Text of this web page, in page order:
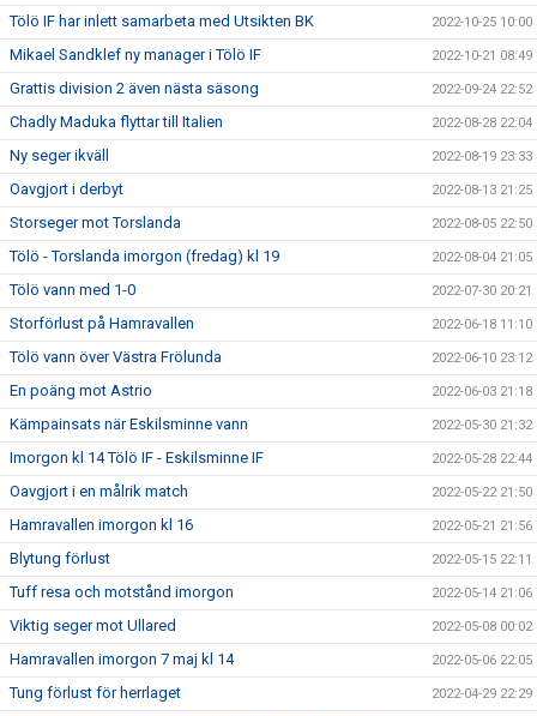
Tölö IF har inlett samarbeta med Utsikten BK 2022-10-25 10:00
Mikael Sandklef ny manager i Tölö IF 2022-10-21 08:49
Grattis division 2 även nästa säsong 2022-09-24 22:52
Chadly Maduka flyttar till Italien 2022-08-28 22:04
Ny seger ikväll 2022-08-19 23:33
Oavgjort i derbyt 2022-08-13 21:25
Storseger mot Torslanda 2022-08-05 22:50
Tölö - Torslanda imorgon (fredag) kl 19 2022-08-04 21:05
Tölö vann med 1-0 2022-07-30 20:21
Storförlust på Hamravallen 2022-06-18 11:10
Tölö vann över Västra Frölunda 2022-06-10 23:12
En poäng mot Astrio 2022-06-03 21:18
Kämpainsats när Eskilsminne vann 2022-05-30 21:32
Imorgon kl 14 Tölö IF - Eskilsminne IF 2022-05-28 22:44
Oavgjort i en målrik match 2022-05-22 21:50
Hamravallen imorgon kl 16 2022-05-21 21:56
Blytung förlust 2022-05-15 22:11
Tuff resa och motstånd imorgon 2022-05-14 21:06
Viktig seger mot Ullared 2022-05-08 00:02
Hamravallen imorgon 7 maj kl 14 2022-05-06 22:05
Tung förlust för herrlaget 2022-04-29 22:29